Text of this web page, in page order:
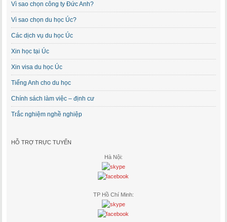
Vì sao chọn công ty Đức Anh?
Vì sao chọn du học Úc?
Các dịch vụ du học Úc
Xin học tại Úc
Xin visa du học Úc
Tiếng Anh cho du học
Chính sách làm việc – định cư
Trắc nghiệm nghề nghiệp
HỖ TRỢ TRỰC TUYẾN
Hà Nội:
TP Hồ Chí Minh: